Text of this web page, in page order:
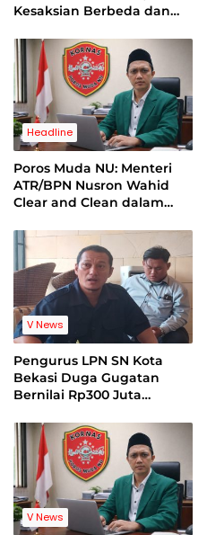
Kesaksian Berbeda dan
Headline
Poros Muda NU: Menteri
ATR/BPN Nusron Wahid
Clear and Clean dalam
Kuansing
V News
Pengurus LPN SN Kota
Bekasi Duga Gugatan
Bernilai Rp300 Juta
Terhadap Lembaga
V News